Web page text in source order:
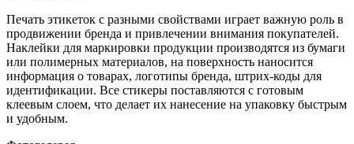
Печать этикеток с разными свойствами играет важную роль в
продвижении бренда и привлечении внимания покупателей.
Наклейки для маркировки продукции производятся из бумаги
или полимерных материалов, на поверхность наносится
информация о товарах, логотипы бренда, штрих-коды для
идентификации. Все стикеры поставляются с готовым
клеевым слоем, что делает их нанесение на упаковку быстрым
и удобным.